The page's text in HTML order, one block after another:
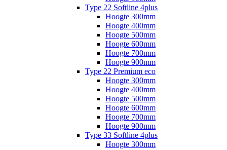
Type 22 Softline 4plus
Hoogte 300mm
Hoogte 400mm
Hoogte 500mm
Hoogte 600mm
Hoogte 700mm
Hoogte 900mm
Type 22 Premium eco
Hoogte 300mm
Hoogte 400mm
Hoogte 500mm
Hoogte 600mm
Hoogte 700mm
Hoogte 900mm
Type 33 Softline 4plus
Hoogte 300mm